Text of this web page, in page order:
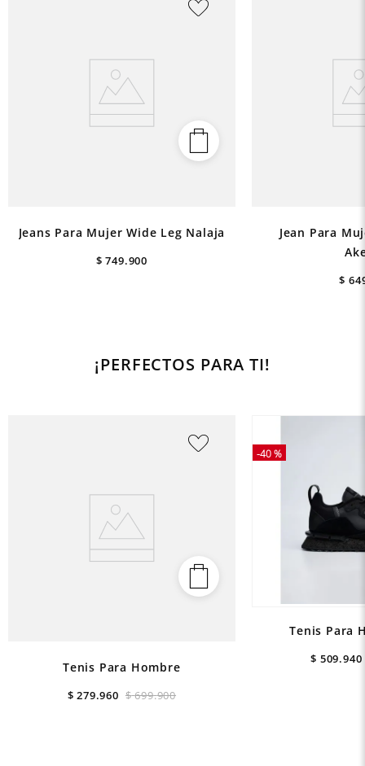
Jeans Para Mujer Wide Leg Nalaja
$ 749.900
Jean Para
$
¡PERFECTOS PARA TI!
Tenis Para Hombre
$ 699.900
$ 279.960
-40 %
Tenis Para
$ 509.940